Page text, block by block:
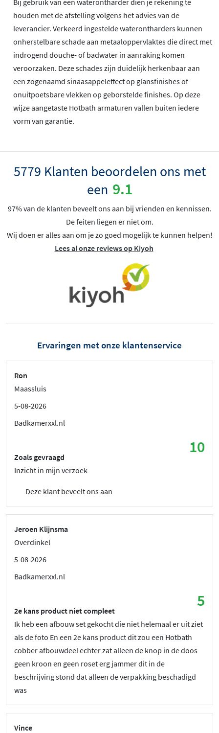
houden met de afstelling volgens het advies van de
leverancier. Verkeerd ingestelde waterontharders kunnen
onherstelbare schade aan metaaloppervlaktes die direct met
indrogend douche- of badwater in aanraking komen
veroorzaken. Deze schades zijn duidelijk herkenbaar aan
een zogenaamd sinaasappeleffect op glansfinishes of
onuitpoetsbare vlekken op geborstelde finishes. Op deze
wijze aangetaste Hotbath armaturen vallen buiten iedere
vorm van garantie.
5779 Klanten beoordelen ons met
een 9.1
97% van de klanten beveelt ons aan bij vrienden en kennissen.
De feiten liegen er niet om.
Wij doen er alles aan om je zo goed mogelijk te kunnen helpen!
Lees al onze reviews op Kiyoh
Ervaringen met onze klantenservice
Ron
Maassluis
5-08-2026
Badkamerxxl.nl
10
Zoals gevraagd
Inzicht in mijn verzoek
Deze klant beveelt ons aan
Jeroen Klijnsma
Overdinkel
5-08-2026
Badkamerxxl.nl
5
2e kans product niet compleet
Ik heb een afbouw set gekocht die niet helemaal er uit ziet
als de foto En een 2e kans product dit zou een Hotbath
cobber afbouwdeel echter zat alleen de knop in de doos
geen kroon en geen roset erg jammer dit in de
beschrijving stond dat alleen de verpakking beschadigd
was
Vince